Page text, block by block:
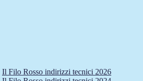
Il Filo Rosso indirizzi tecnici 2026